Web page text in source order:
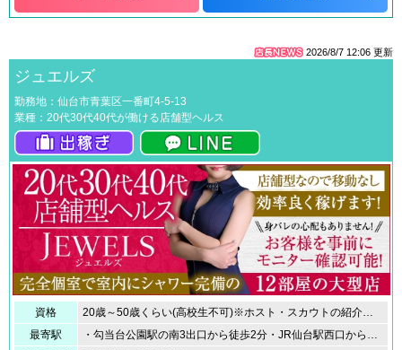
2026/8/7 12:06 更新
ジュエルズ
勤務地：仙台市青葉区一番町4-5-13
業種：20代30代40代が働ける店舗型ヘルス
資格
最寄駅